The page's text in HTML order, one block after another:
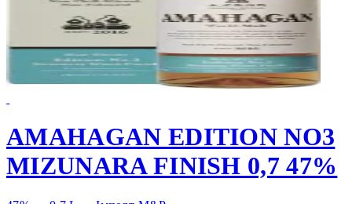
AMAHAGAN EDITION NO3
MIZUNARA FINISH 0,7 47%